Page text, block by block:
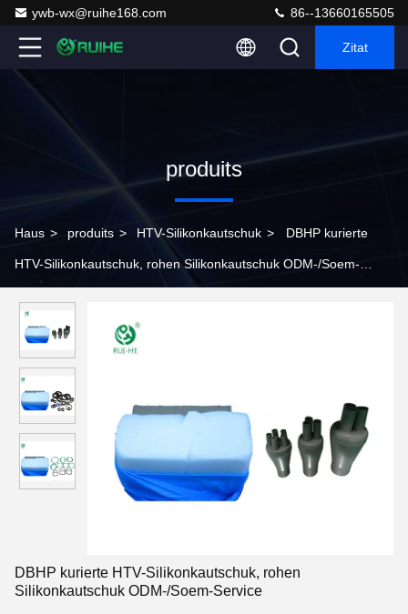
ywb-wx@ruihe168.com 86--13660165505
Zitat
produits
Haus > produits > HTV-Silikonkautschuk > DBHP kurierte
HTV-Silikonkautschuk, rohen Silikonkautschuk ODM-/Soem-
DBHP kurierte HTV-Silikonkautschuk, rohen
Silikonkautschuk ODM-/Soem-Service